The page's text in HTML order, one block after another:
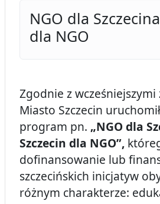
NGO dla
dla NGO
Zgodnie z
Miasto Szczecin
program pn. „NGO dla
Szczecin dla NGO”,
dofinansowanie lub
szczecińskich inicjatyw
różnym charakterze: